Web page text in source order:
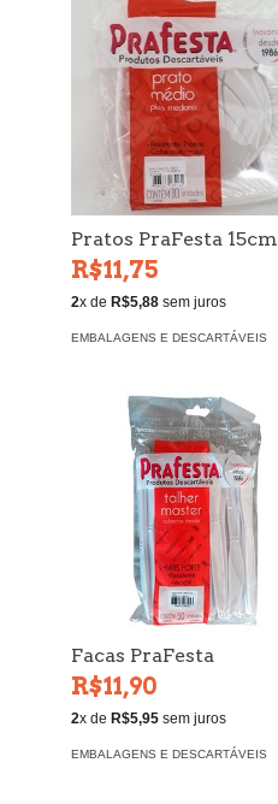
Pratos PraFesta 15cm
R$11,75
2x de R$5,88 sem juros
EMBALAGENS E DESCARTÁVEIS
Facas PraFesta
R$11,90
2x de R$5,95 sem juros
EMBALAGENS E DESCARTÁVEIS